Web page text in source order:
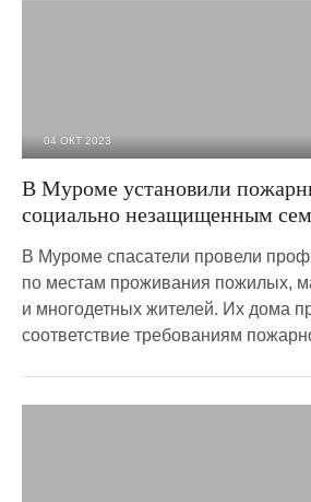
04 ОКТ 2023
В Муроме установили
социально незащищенным
В Муроме спасатели провели
по местам проживания пожилых,
и многодетных жителей. Их дома
соответствие требованиям